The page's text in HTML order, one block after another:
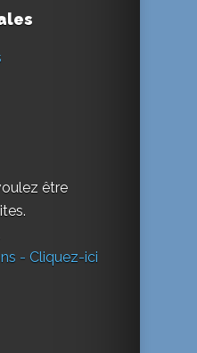
être
- Cliquez-ici